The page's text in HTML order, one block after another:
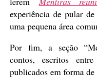
experiência de pular
uma pequena área
Por fim, a seção
contos, escritos
publicados em forma